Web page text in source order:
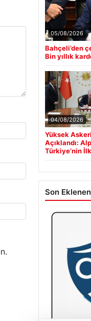
05/08/2026
Bahçeli’den
Bin yıllık
04/08/2026
Yüksek
Açıklandı:
Türkiye’nin
Son